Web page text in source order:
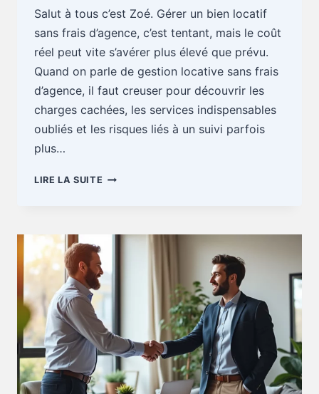
Salut à tous c’est Zoé. Gérer un bien locatif
sans frais d’agence, c’est tentant, mais le coût
réel peut vite s’avérer plus élevé que prévu.
Quand on parle de gestion locative sans frais
d’agence, il faut creuser pour découvrir les
charges cachées, les services indispensables
oubliés et les risques liés à un suivi parfois
plus…
LIRE LA SUITE GESTION
FRAIS
D’AGENCE,
QUEL
RÉEL